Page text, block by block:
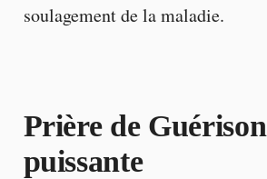
soulagement de la maladie.
Prière de Guérison
puissante